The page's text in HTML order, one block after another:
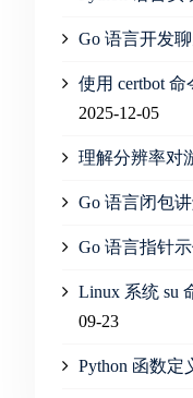
Go 语言开发
使用 certbot 命
2025-12-05
理解分辨率对
Go 语言闭包
Go 语言指针
Linux 系统 su
09-23
Python 函数定